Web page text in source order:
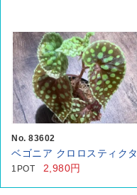
No. 83602
ベゴニア クロロスティクタ
1POT 2,980円